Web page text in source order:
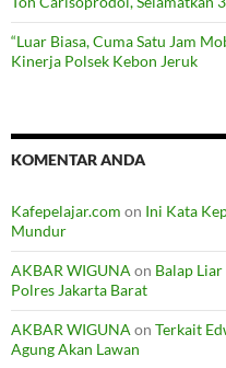
“Luar Biasa, Cuma Satu Jam
Kinerja Polsek Kebon Jeruk
KOMENTAR ANDA
Kafepelajar.com on Ini Kata
Mundur
AKBAR WIGUNA on Balap
Polres Jakarta Barat
AKBAR WIGUNA on Terkait
Agung Akan Lawan